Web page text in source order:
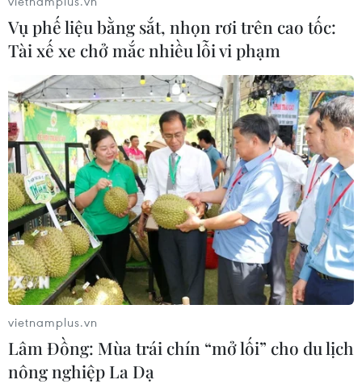
Vụ phế liệu bằng sắt, nhọn rơi trên cao tốc:
Tài xế xe chở mắc nhiều lỗi vi phạm
vietnamplus.vn
Lâm Đồng: Mùa trái chín “mở lối” cho du lịch
nông nghiệp La Dạ